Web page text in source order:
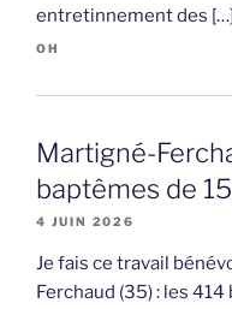
entretinnement des […]
OH
Martigné-
baptêmes de
4 JUIN 2026
Je fais ce travail
Ferchaud (35) : les